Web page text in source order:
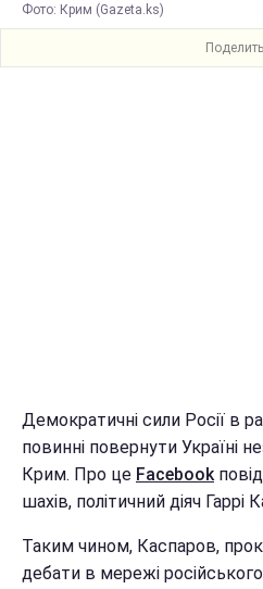
Фото: Крим (Gazeta.ks)
Демократичні сили Росії в
повинні повернути Україні
Крим. Про це Facebook
шахів, політичний діяч Гаррі
Таким чином, Каспаров,
дебати в мережі